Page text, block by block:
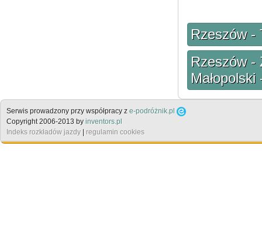
Rzeszów -
Rzeszów -
Serwis prowadzony przy współpracy z e-podróżnik.pl
Copyright 2006-2013 by inventors.pl
Indeks rozkładów jazdy
regulamin cookies